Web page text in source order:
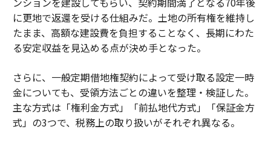
に更地で返還を受ける仕組みだ。土地の所有権を維持し
たまま、高額な建設費を負担することなく、長期にわた
る安定収益を見込める点が決め手となった。
さらに、一般定期借地権契約によって受け取る設定一時
金についても、受領方法ごとの違いを整理・検証した。
主な方式は「権利金方式」「前払地代方式」「保証金方
式」の3つで、税務上の取り扱いがそれぞれ異なる。